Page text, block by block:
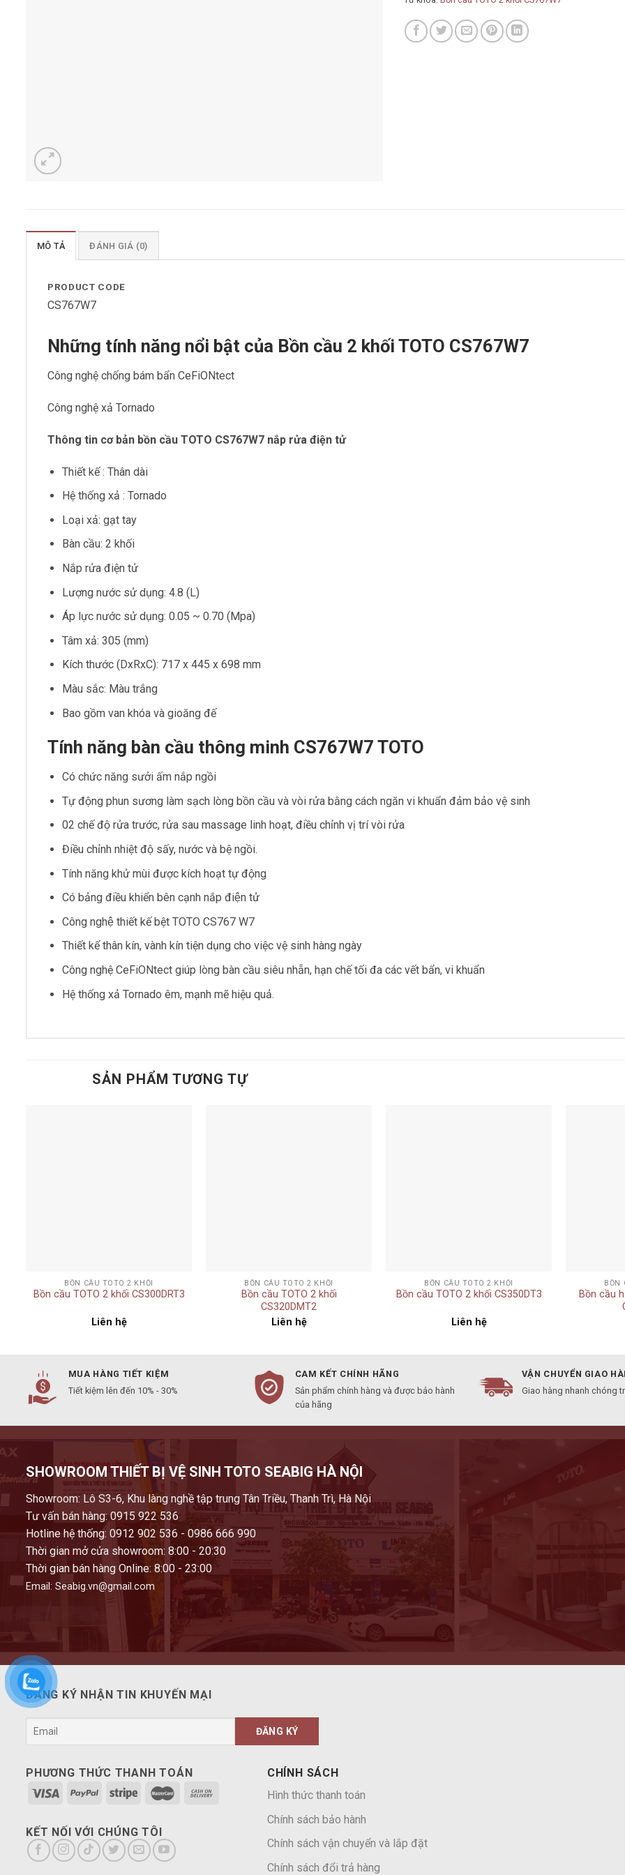
MÔ TẢ ĐÁNH GIÁ (0)
PRODUCT CODE
CS767W7
Những tính năng nổi bật của Bồn cầu 2 khối TOTO CS767W7
Công nghệ chống bám bẩn CeFiONtect
Công nghệ xả Tornado
Thông tin cơ bản bồn cầu TOTO CS767W7 nắp rửa điện tử
Thiết kế : Thân dài
Hệ thống xả : Tornado
Loại xả: gạt tay
Bàn cầu: 2 khối
Nắp rửa điện tử
Lượng nước sử dụng: 4.8 (L)
Áp lực nước sử dụng: 0.05 ~ 0.70 (Mpa)
Tâm xả: 305 (mm)
Kích thước (DxRxC): 717 x 445 x 698 mm
Màu sắc: Màu trắng
Bao gồm van khóa và gioăng đế
Tính năng bàn cầu thông minh CS767W7 TOTO
Có chức năng sưởi ấm nắp ngồi
Tự động phun sương làm sạch lòng bồn cầu và vòi rửa bằng cách ngăn vi khuẩn đảm bảo vệ sinh
02 chế độ rửa trước, rửa sau massage linh hoạt, điều chỉnh vị trí vòi rửa
Điều chỉnh nhiệt độ sấy, nước và bệ ngồi.
Tính năng khử mùi được kích hoạt tự động
Có bảng điều khiển bên cạnh nắp điện tử
Công nghệ thiết kế bệt TOTO CS767 W7
Thiết kế thân kín, vành kín tiện dụng cho việc vệ sinh hàng ngày
Công nghệ CeFiONtect giúp lòng bàn cầu siêu nhẵn, hạn chế tối đa các vết bẩn, vi khuẩn
Hệ thống xả Tornado êm, mạnh mẽ hiệu quả.
SẢN PHẨM TƯƠNG TỰ
BỒN CẦU TOTO 2 KHỐI
Bồn cầu TOTO 2 khối CS300DRT3
Liên hệ
BỒN CẦU TOTO 2 KHỐI
Bồn cầu TOTO 2 khối
CS320DMT2
Liên hệ
BỒN CẦU TOTO 2 KHỐI
Bồn cầu TOTO 2 khối CS350DT3
Liên hệ
BỒN
Bồn cầu
MUA HÀNG TIẾT KIỆM
Tiết kiệm lên đến 10% - 30%
CAM KẾT CHÍNH HÃNG
Sản phẩm chính hàng và được bảo hành
của hãng
VẬN CHUYỂN GIAO
Giao hàng nhanh chóng
SHOWROOM THIẾT BỊ VỆ SINH TOTO SEABIG HÀ NỘI
Showroom: Lô S3-6, Khu làng nghề tập trung Tân Triều, Thanh Trì, Hà Nội
Tư vấn bán hàng: 0915 922 536
Hotline hệ thống: 0912 902 536 - 0986 666 990
Thời gian mở cửa showroom: 8:00 - 20:30
Thời gian bán hàng Online: 8:00 - 23:00
Email: Seabig.vn@gmail.com
ĐĂNG KÝ NHẬN TIN KHUYẾN MẠI
PHƯƠNG THỨC THANH TOÁN
KẾT NỐI VỚI CHÚNG TÔI
CHÍNH SÁCH
Hình thức thanh toán
Chính sách bảo hành
Chính sách vận chuyển và lắp đặt
Chính sách đổi trả hàng